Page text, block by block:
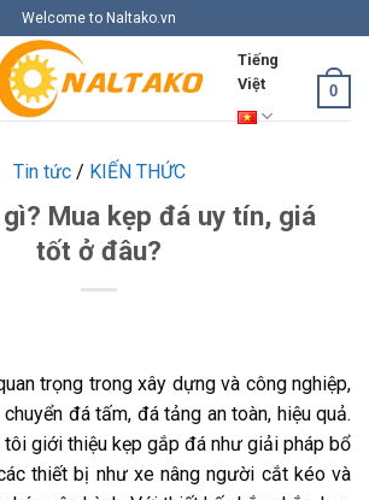
Welcome to Naltako.vn
Tiếng
Việt
0
Tin tức/ KIẾN THỨC
Mua kẹp đá uy tín, giá
tốt ở đâu?
trọng trong xây dựng và công nghiệp,
đá tấm, đá tảng an toàn, hiệu quả.
tôi giới thiệu kẹp gắp đá như giải pháp bổ
thiết bị như xe nâng người cắt kéo và